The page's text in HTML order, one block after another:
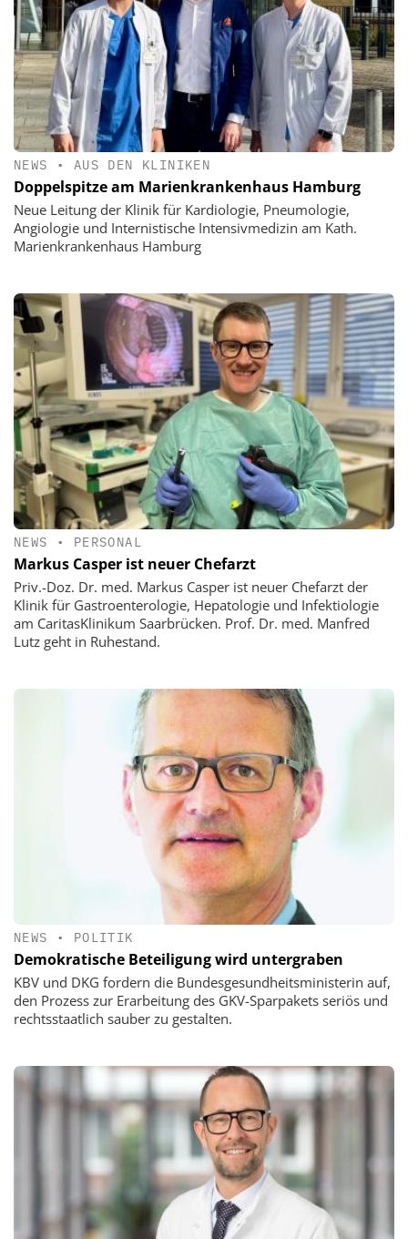
NEWS • AUS DEN KLINIKEN
Doppelspitze am Marienkrankenhaus Hamburg
Neue Leitung der Klinik für Kardiologie, Pneumologie,
Angiologie und Internistische Intensivmedizin am Kath.
Marienkrankenhaus Hamburg
NEWS • PERSONAL
Markus Casper ist neuer Chefarzt
Priv.-Doz. Dr. med. Markus Casper ist neuer Chefarzt der
Klinik für Gastroenterologie, Hepatologie und Infektiologie
am CaritasKlinikum Saarbrücken. Prof. Dr. med. Manfred
Lutz geht in Ruhestand.
NEWS • POLITIK
Demokratische Beteiligung wird untergraben
KBV und DKG fordern die Bundesgesundheitsministerin auf,
den Prozess zur Erarbeitung des GKV-Sparpakets seriös und
rechtsstaatlich sauber zu gestalten.